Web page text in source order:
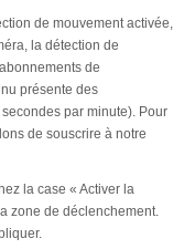
de mouvement activée,
la détection de
de
présente des
par minute). Pour
de souscrire à notre
la case « Activer la
zone de déclenchement.